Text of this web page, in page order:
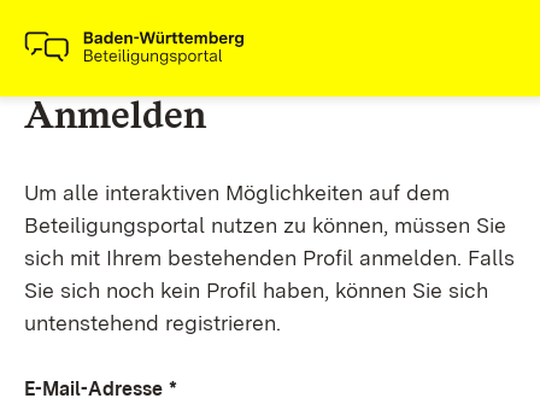
Anmelden
Um alle interaktiven Möglichkeiten auf dem
Beteiligungsportal nutzen zu können, müssen Sie
sich mit Ihrem bestehenden Profil anmelden. Falls
Sie sich noch kein Profil haben, können Sie sich
untenstehend registrieren.
E-Mail-Adresse *